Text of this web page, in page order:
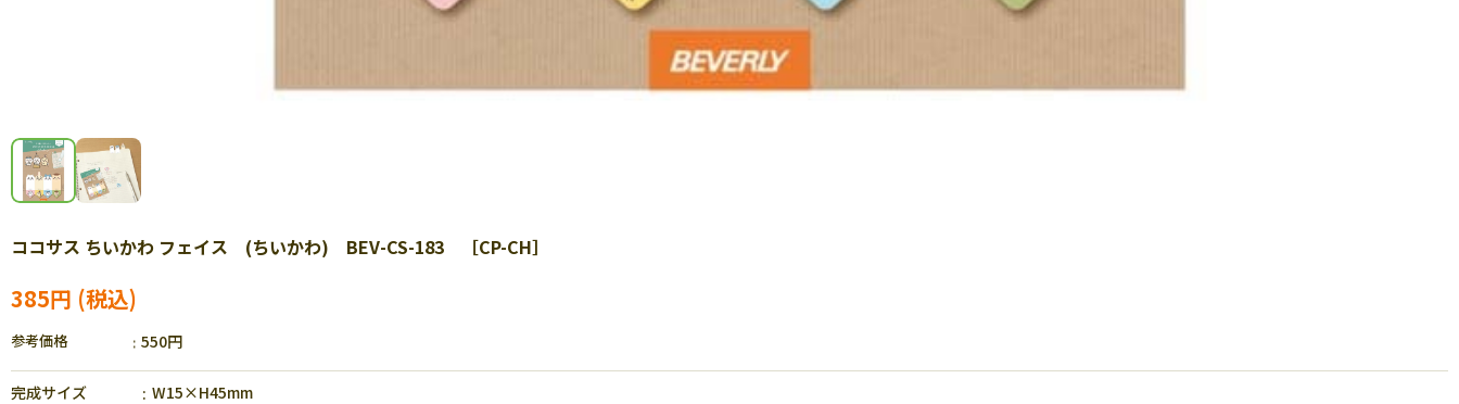
ココサス ちいかわ フェイス (ちいかわ) BEV-CS-183 ［CP-CH］
385円
参考価格 550円
完成サイズ W15×H45mm